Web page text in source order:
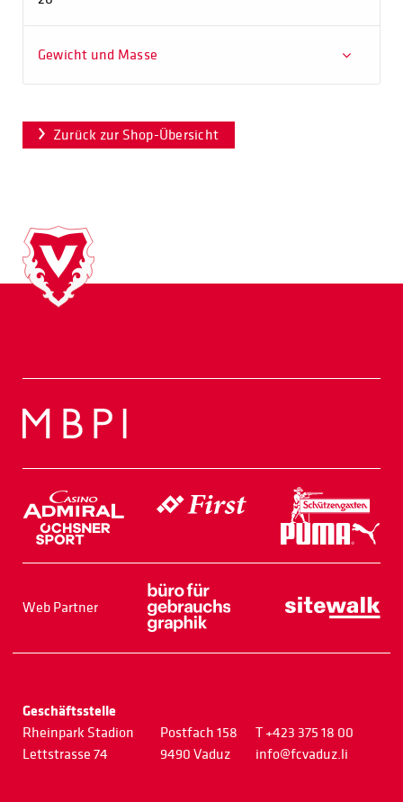
Gewicht und Masse
Zurück zur Shop-Übersicht
Web Partner
Geschäftsstelle
Rheinpark Stadion
Lettstrasse 74
Postfach 158
9490 Vaduz
T +423 375 18 00
info@fcvaduz.li